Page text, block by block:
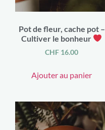
Pot de fleur, cache pot –
Cultiver le bonheur
CHF 16.00
Ajouter au panier